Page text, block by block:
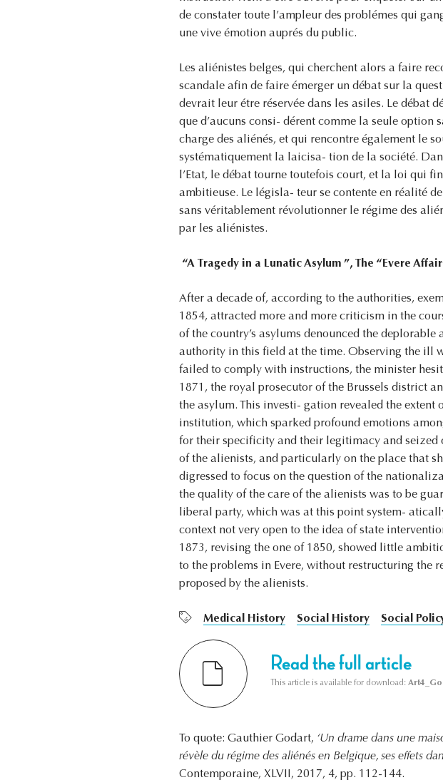
de constater toute l’ampleur des problémes qui
une vive émotion auprés du public.
Les aliénistes belges, qui cherchent alors a faire
scandale afin de faire émerger un débat sur la
devrait leur étre réservée dans les asiles. Le débat
que d’aucuns consi- dérent comme la seule option
charge des aliénés, et qui rencontre également le
systématiquement la laicisa- tion de la société.
l’Etat, le débat tourne toutefois court, et la loi qui
ambitieuse. Le législa- teur se contente en réalité
sans véritablement révolutionner le régime des
par les aliénistes.
“A Tragedy in a Lunatic Asylum ”, The “Evere
After a decade of, according to the authorities,
1854, attracted more and more criticism in the
of the country’s asylums denounced the
authority in this field at the time. Observing the ill
failed to comply with instructions, the minister
1871, the royal prosecutor of the Brussels district
the asylum. This investi- gation revealed the
institution, which sparked profound emotions
for their specificity and their legitimacy and seized
of the alienists, and particularly on the place that
digressed to focus on the question of the
the quality of the care of the alienists was to be
liberal party, which was at this point system-
context not very open to the idea of state
1873, revising the one of 1850, showed little
to the problems in Evere, without restructuring the
proposed by the alienists.
Medical History Social History Social
Read the full article
This article is available for download:
To quote: Gauthier Godart, ‘Un drame dans une
révèle du régime des aliénés en Belgique, ses effets
Contemporaine, XLVII, 2017, 4, pp. 112-144.